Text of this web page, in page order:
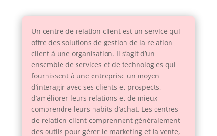
Un centre de relation client est un service qui
offre des solutions de gestion de la relation
client à une organisation. Il s’agit d’un
ensemble de services et de technologies qui
fournissent à une entreprise un moyen
d’interagir avec ses clients et prospects,
d’améliorer leurs relations et de mieux
comprendre leurs habits d’achat. Les centres
de relation client comprennent généralement
des outils pour gérer le marketing et la vente,